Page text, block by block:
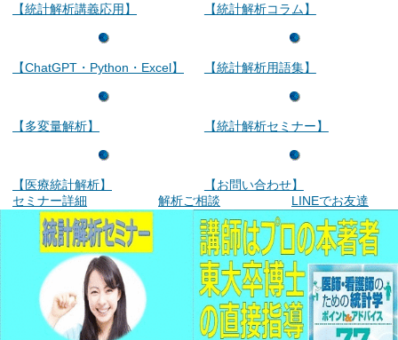
【統計解析講義応用】
【ChatGPT・Python・Excel】
【多変量解析】
【医療統計解析】
【統計解析コラム】
【統計解析用語集】
【統計解析セミナー】
【お問い合わせ】
セミナー詳細
解析ご相談 LINEでお友達